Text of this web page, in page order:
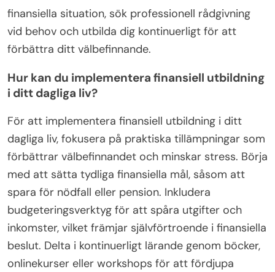
finansiella situation, sök professionell rådgivning
vid behov och utbilda dig kontinuerligt för att
förbättra ditt välbefinnande.
Hur kan du implementera finansiell utbildning
i ditt dagliga liv?
För att implementera finansiell utbildning i ditt
dagliga liv, fokusera på praktiska tillämpningar som
förbättrar välbefinnandet och minskar stress. Börja
med att sätta tydliga finansiella mål, såsom att
spara för nödfall eller pension. Inkludera
budgeteringsverktyg för att spåra utgifter och
inkomster, vilket främjar självförtroende i finansiella
beslut. Delta i kontinuerligt lärande genom böcker,
onlinekurser eller workshops för att fördjupa